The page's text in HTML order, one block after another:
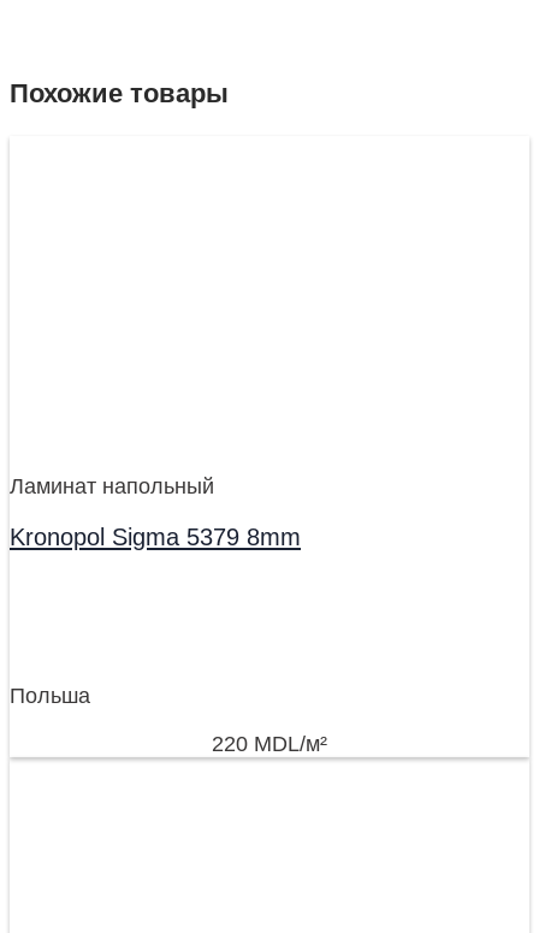
Похожие товары
Ламинат напольный
Kronopol Sigma 5379 8mm
Польша
220 MDL/м²